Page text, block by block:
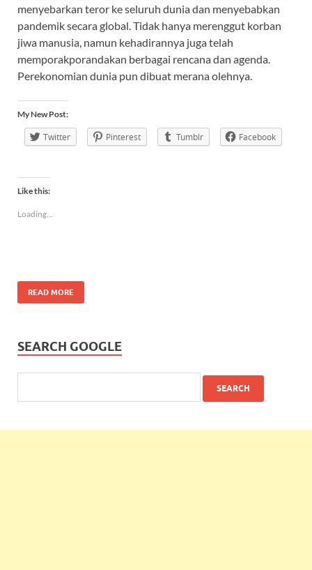
menyebarkan teror ke seluruh dunia dan menyebabkan
pandemik secara global. Tidak hanya merenggut korban
jiwa manusia, namun kehadirannya juga telah
memporakporandakan berbagai rencana dan agenda.
Perekonomian dunia pun dibuat merana olehnya.
My New Post:
Twitter Pinterest Tumblr Facebook
Like this:
Loading...
READ MORE
SEARCH GOOGLE